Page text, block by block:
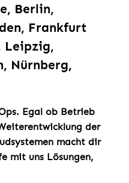
Berlin,
Frankfurt
Leipzig,
Nürnberg,
Egal ob Betrieb
der
macht dir
mit uns Lösungen,